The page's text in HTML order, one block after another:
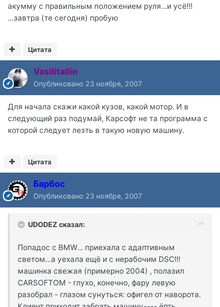
акумму с правильным положением руля...и усё!!!
...завтра (те сегодня) пробую
Цитата
Vasilitallin
Опубликовано 23 ноября, 2007
Для начала скажи какой кузов, какой мотор. И в
следующий раз подумай, Карсофт не та программа с
которой следует лезть в такую новую машину.
Цитата
Барбос
Опубликовано 23 ноября, 2007
UDODEZ сказал:
Попадос с BMW... приехала с адаптивным
светом...а уехала ещё и с нерабочим DSC!!!
машинка свежая (примерно 2004) , полазил
CARSOFTOM - глухо, конечно, фару левую
разобрал - глазом сунуться: офигел от наворота.